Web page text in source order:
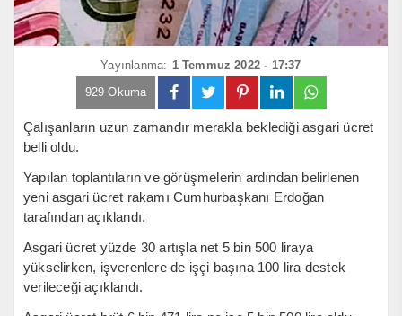
Yayınlanma: 1 Temmuz 2022 - 17:37
929 Okuma
Çalışanların uzun zamandır merakla beklediği asgari ücret
belli oldu.
Yapılan toplantıların ve görüşmelerin ardından belirlenen
yeni asgari ücret rakamı Cumhurbaşkanı Erdoğan
tarafından açıklandı.
Asgari ücret yüzde 30 artışla net 5 bin 500 liraya
yükselirken, işverenlere de işçi başına 100 lira destek
verileceği açıklandı.